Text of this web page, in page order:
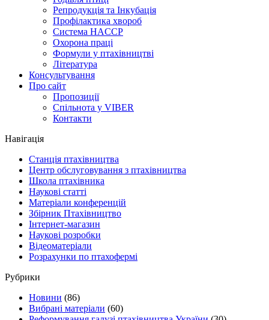
Репродукція та Інкубація
Профілактика хвороб
Система HACCP
Охорона праці
Формули у птахівництві
Література
Консультування
Про сайт
Пропозиції
Спільнота у VIBER
Контакти
Навігація
Станція птахівництва
Центр обслуговування з птахівництва
Школа птахівника
Наукові статті
Матеріали конференцій
Збірник Птахівництво
Інтернет-магазин
Наукові розробки
Відеоматеріали
Розрахунки по птахофермі
Рубрики
Новини (86)
Вибрані матеріали (60)